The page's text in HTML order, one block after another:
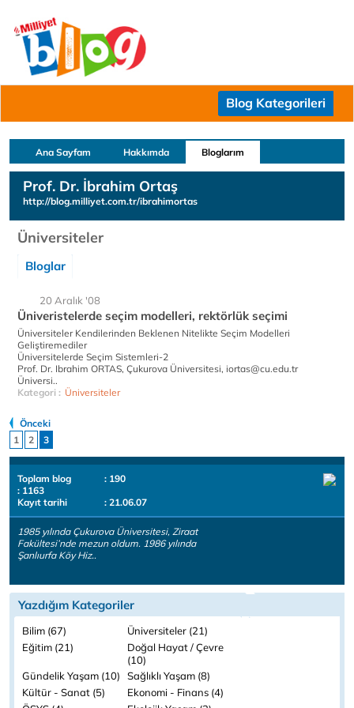
Blog Kategorileri
Ana Sayfam Hakkımda Bloglarım
Prof. Dr. İbrahim Ortaş
http://blog.milliyet.com.tr/ibrahimortas
Üniversiteler
Bloglar
20 Aralık '08
Üniveristelerde seçim modelleri, rektörlük seçimi
Üniversiteler Kendilerinden Beklenen Nitelikte Seçim Modelleri
Geliştiremediler
Üniversitelerde Seçim Sistemleri-2
Prof. Dr. Ibrahim ORTAS, Çukurova Üniversitesi, iortas@cu.edu.tr
Üniversi..
Kategori : Üniversiteler
Önceki
1
2 3
Toplam blog
: 190
: 1163
Kayıt tarihi
: 21.06.07
1985 yılında Çukurova Üniversitesi, Ziraat
Fakültesi’nde mezun oldum. 1986 yılında
Şanlıurfa Köy Hiz..
Yazdığım Kategoriler
Bilim (67)
Üniversiteler (21)
Eğitim (21)
Doğal Hayat / Çevre
(10)
Gündelik Yaşam (10)
Sağlıklı Yaşam (8)
Kültür - Sanat (5)
Ekonomi - Finans (4)